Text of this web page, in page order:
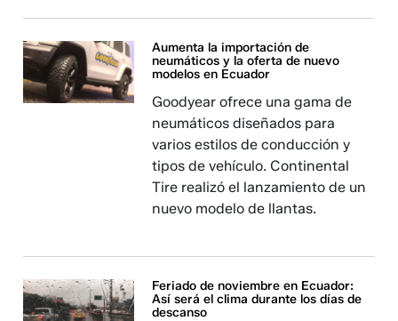
Aumenta la importación de
neumáticos y la oferta de nuevo
modelos en Ecuador
Goodyear ofrece una gama de
neumáticos diseñados para
varios estilos de conducción y
tipos de vehículo. Continental
Tire realizó el lanzamiento de un
nuevo modelo de llantas.
Feriado de noviembre en Ecuador:
Así será el clima durante los días de
descanso